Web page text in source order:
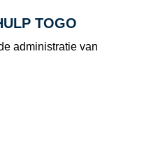
TOGO
administratie van